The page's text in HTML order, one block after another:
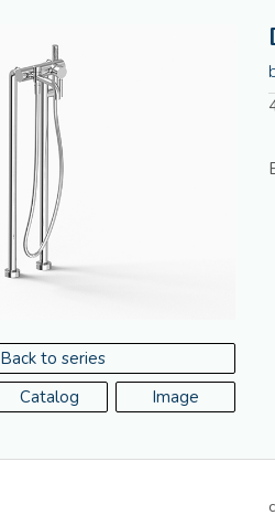
Back to series
Catalog Image